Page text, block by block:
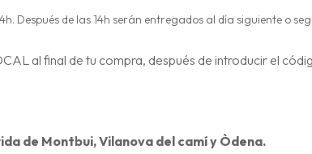
Después de las 14h serán entregados al día siguiente o
al final de tu compra, después de introducir el
de Montbui, Vilanova del camí y Òdena.